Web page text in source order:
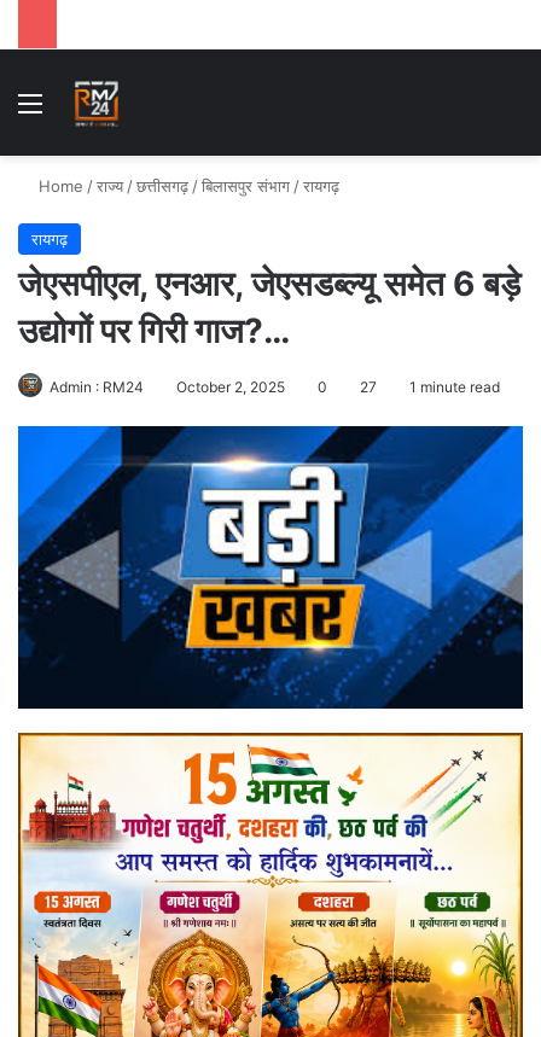
Menu
Home /राज्य /छत्तीसगढ़ /बिलासपुर संभाग /रायगढ़
रायगढ़
जेएसपीएल, एनआर, जेएसडब्ल्यू समेत 6 बड़े
उद्योगों पर गिरी गाज?…
Admin : RM24 October 2, 2025 0 27 1 minute read